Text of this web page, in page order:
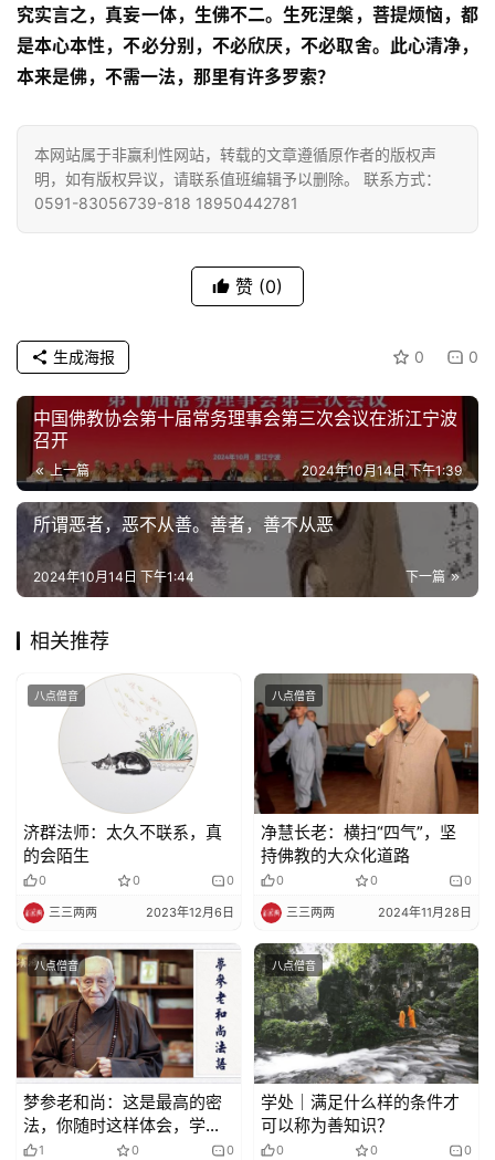
音
高
访
谈
心
专
公
益
慈
善
佛
人
视
频
纪
录
佛
教
艺
术
登录
究实言之，真妄一体，生佛不二。生死涅槃，菩提烦恼，都
是本心本性，不必分别，不必欣厌，不必取舍。此心清净，
本来是佛，不需一法，那里有许多罗索？
本网站属于非赢利性网站，转载的文章遵循原作者的版权声
明，如有版权异议，请联系值班编辑予以删除。 联系方式：
0591-83056739-818 18950442781
赞 (0)
0 0
生成海报
中国佛教协会第十届常务理事会第三次会议在浙江宁波
召开
上一篇 2024年10月14日 下午1:39
所谓恶者，恶不从善。善者，善不从恶
下一篇
2024年10月14日 下午1:44
相关推荐
八点僧音
济群法师：太久不联系，真
的会陌生
0 0 0
三三两两 2023年12月6日
八点僧音
净慧长老：横扫“四气”，坚
持佛教的大众化道路
0 0 0
三三两两 2024年11月28日
八点僧音
梦参老和尚：这是最高的密
法，你随时这样体会，学什
么都能入
1 0 0
八点僧音
学处｜满足什么样的条件才
可以称为善知识？
0 0 0